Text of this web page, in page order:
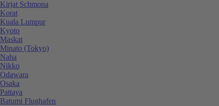
Kirjat Schmona
Korat
Kuala Lumpur
Kyoto
Maskat
Minato (Tokyo)
Naha
Nikko
Odawara
Osaka
Pattaya
Batumi Flughafen